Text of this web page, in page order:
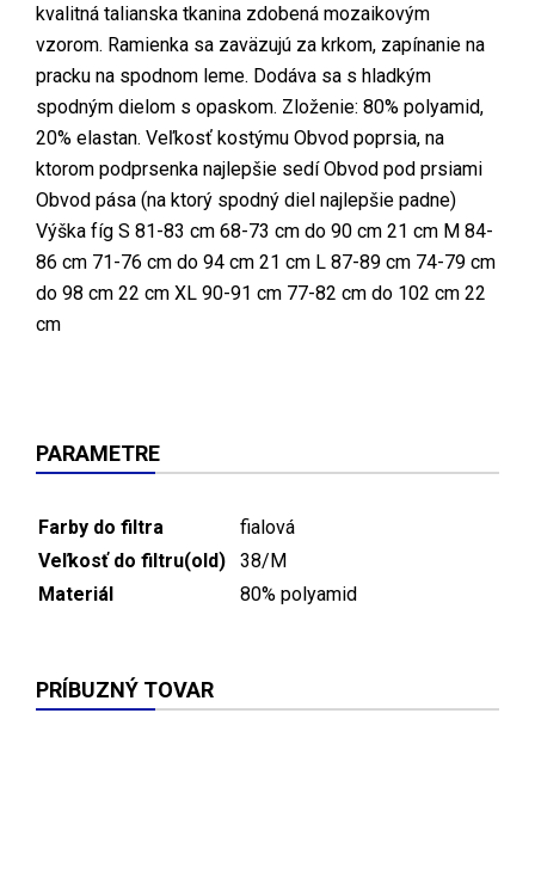
kvalitná talianska tkanina zdobená mozaikovým
vzorom. Ramienka sa zaväzujú za krkom, zapínanie na
pracku na spodnom leme. Dodáva sa s hladkým
spodným dielom s opaskom. Zloženie: 80% polyamid,
20% elastan. Veľkosť kostýmu Obvod poprsia, na
ktorom podprsenka najlepšie sedí Obvod pod prsiami
Obvod pása (na ktorý spodný diel najlepšie padne)
Výška fíg S 81-83 cm 68-73 cm do 90 cm 21 cm M 84-
86 cm 71-76 cm do 94 cm 21 cm L 87-89 cm 74-79 cm
do 98 cm 22 cm XL 90-91 cm 77-82 cm do 102 cm 22
cm
PARAMETRE
Farby do filtra
fialová
Veľkosť do filtru(old)
38/M
Materiál
80% polyamid
PRÍBUZNÝ TOVAR